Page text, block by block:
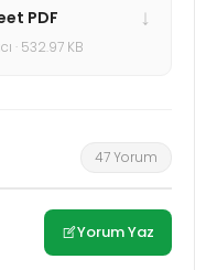
PDF
· 532.97 KB
↓
47 Yorum
Yorum Yaz